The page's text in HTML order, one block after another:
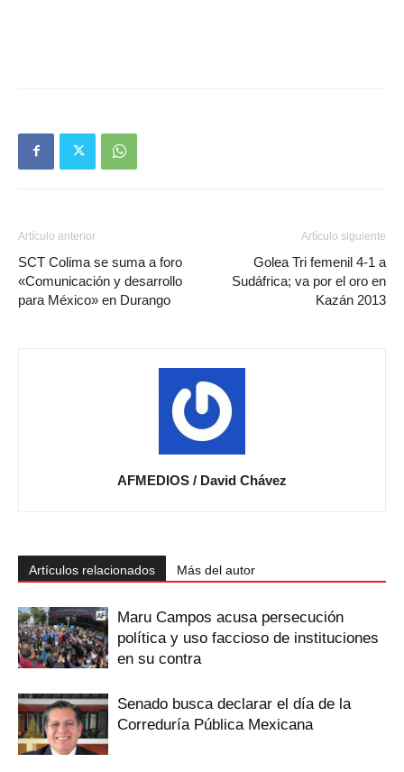
Artículo anterior
SCT Colima se suma a foro
«Comunicación y desarrollo
para México» en Durango
Artículo siguiente
Golea Tri femenil 4-1 a
Sudáfrica; va por el oro en
Kazán 2013
AFMEDIOS / David Chávez
Artículos relacionados Más del autor
Maru Campos acusa persecución
política y uso faccioso de instituciones
en su contra
Senado busca declarar el día de la
Correduría Pública Mexicana